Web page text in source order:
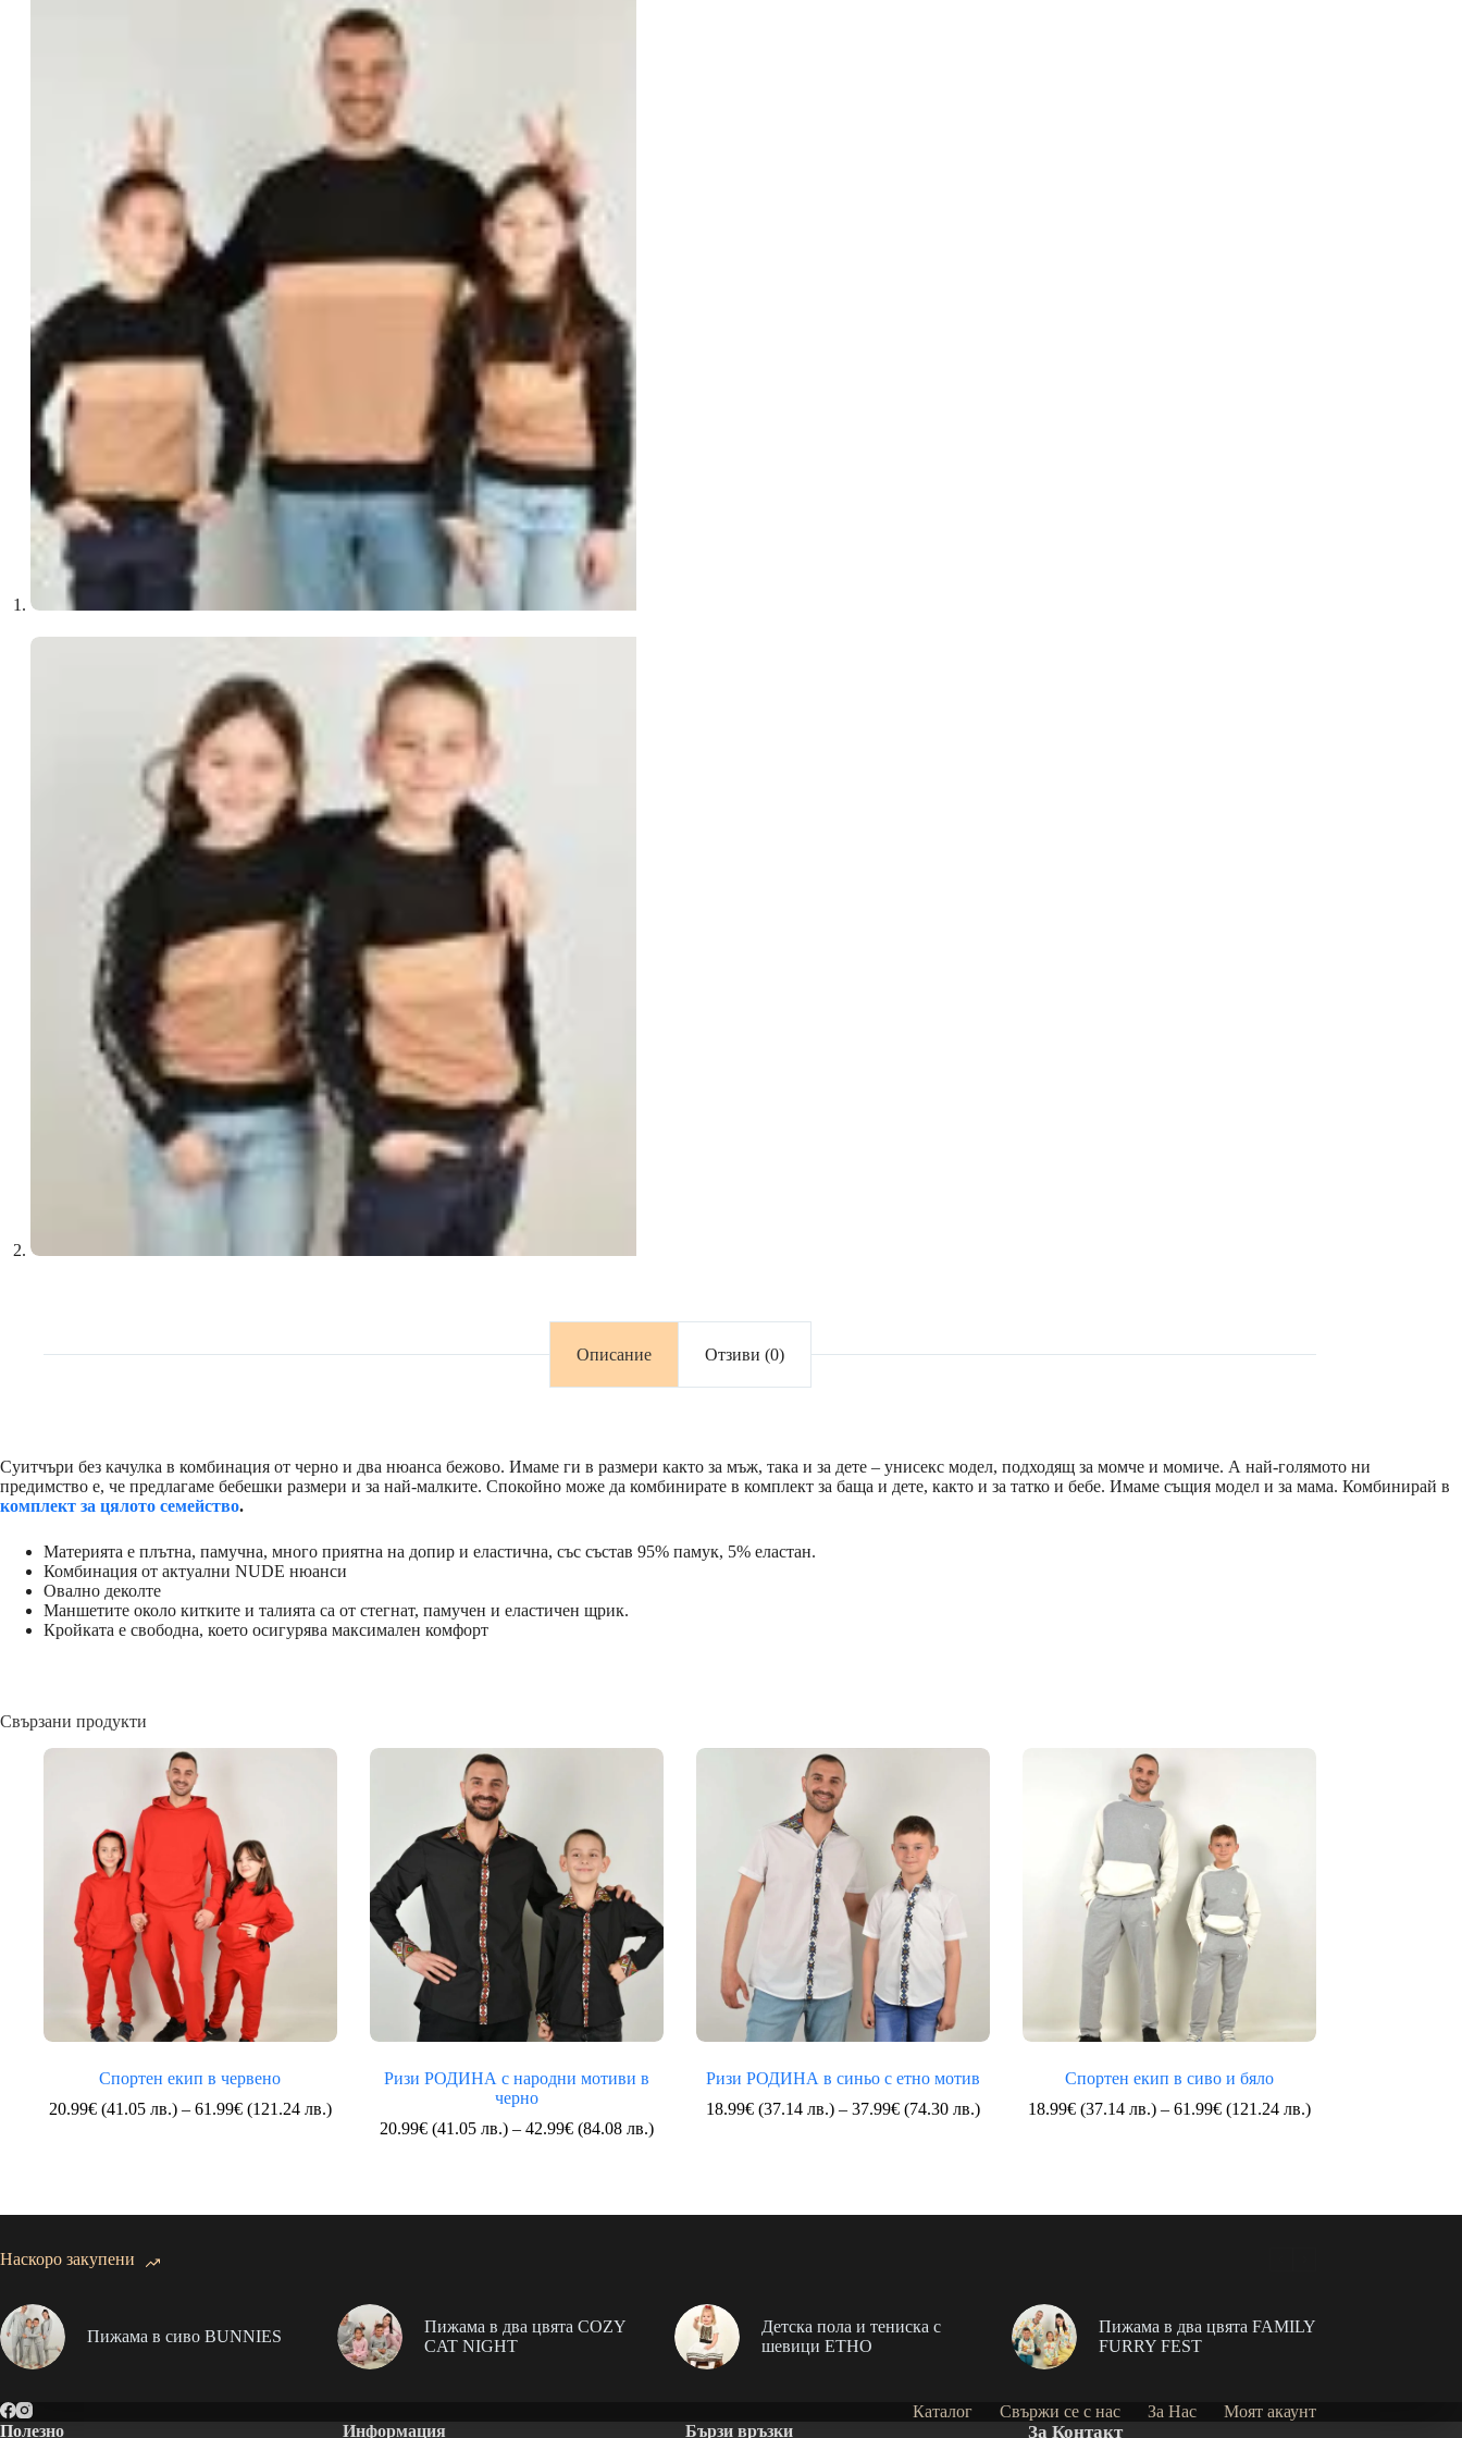
Описание Отзиви (0)
Суитчъри без качулка в комбинация от черно и два нюанса бежово. Имаме ги в размери както за мъж, така и за дете – унисекс модел, подходящ за момче и момиче. А най-голямото ни
предимство е, че предлагаме бебешки размери и за най-малките. Спокойно може да комбинирате в комплект за баща и дете, както и за татко и бебе. Имаме същия модел и за мама. Комбинирай в
комплект за цялото семейство.
Материята е плътна, памучна, много приятна на допир и еластична, със състав 95% памук, 5% еластан.
Комбинация от актуални NUDE нюанси
Овално деколте
Маншетите около китките и талията са от стегнат, памучен и еластичен щрик.
Кройката е свободна, което осигурява максимален комфорт
Свързани продукти
Спортен екип в червено
20.99€(41.05 лв.) – 61.99€(121.24 лв.)Price
Ризи РОДИНА с народни мотиви в
черно
20.99€(41.05 лв.) – 42.99€(84.08 лв.)Price
Ризи РОДИНА в синьо с етно мотив
18.99€(37.14 лв.) – 37.99€(74.30 лв.)Price
Спортен екип в сиво и бяло
18.99€(37.14 лв.) – 61.99€(121.24 лв.)Price
Наскоро закупени
Пижама в сиво BUNNIES
Пижама в два цвята COZY
CAT NIGHT
Детска пола и тениска с
шевици ЕТНО
Пижама в два цвята FAMILY
FURRY FEST
Каталог Свържи се с нас За Нас
Моят акаунт
Полезно
Информация Бързи връзки За Контакт